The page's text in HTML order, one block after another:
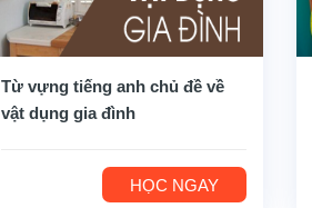
Từ vựng tiếng anh chủ đề về
vật dụng gia đình
HỌC NGAY